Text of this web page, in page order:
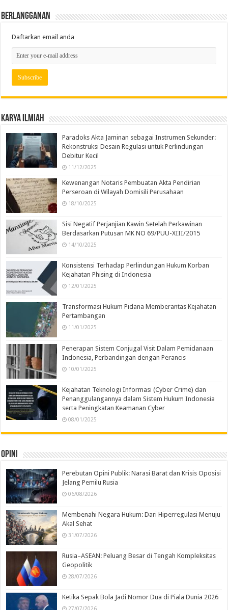
Berlangganan
Daftarkan email anda
Karya Ilmiah
Paradoks Akta Jaminan sebagai Instrumen Sekunder:
Rekonstruksi Desain Regulasi untuk Perlindungan
Debitur Kecil
11/12/2025
Kewenangan Notaris Pembuatan Akta Pendirian
Perseroan di Wilayah Domisili Perusahaan
18/10/2025
Sisi Negatif Perjanjian Kawin Setelah Perkawinan
Berdasarkan Putusan MK NO 69/PUU-XIII/2015
14/10/2025
Konsistensi Terhadap Perlindungan Hukum Korban
Kejahatan Phising di Indonesia
12/01/2025
Transformasi Hukum Pidana Memberantas Kejahatan
Pertambangan
11/01/2025
Penerapan Sistem Conjugal Visit Dalam Pemidanaan
Indonesia, Perbandingan dengan Perancis
10/01/2025
Kejahatan Teknologi Informasi (Cyber Crime) dan
Penanggulangannya dalam Sistem Hukum Indonesia
serta Peningkatan Keamanan Cyber
08/01/2025
Opini
Perebutan Opini Publik: Narasi Barat dan Krisis Oposisi
Jelang Pemilu Rusia
06/08/2026
Membenahi Negara Hukum: Dari Hiperregulasi Menuju
Akal Sehat
31/07/2026
Rusia–ASEAN: Peluang Besar di Tengah Kompleksitas
Geopolitik
28/07/2026
Ketika Sepak Bola Jadi Nomor Dua di Piala Dunia 2026
27/07/2026